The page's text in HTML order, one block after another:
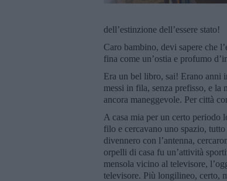
dell’estinzione dell’essere stato!
Caro bambino, devi sapere che
fina come un’ostia e profumo
Era un bel libro, sai! Erano anni
messi in fila, senza prefisso, e la
ancora maneggevole. Per città
A casa mia per un certo
filo e cercavano uno spazio,
divennero con l’antenna,
orpelli di casa fu un’attività
mensola vicino al televisore,
televisore. Più longilineo, certo,